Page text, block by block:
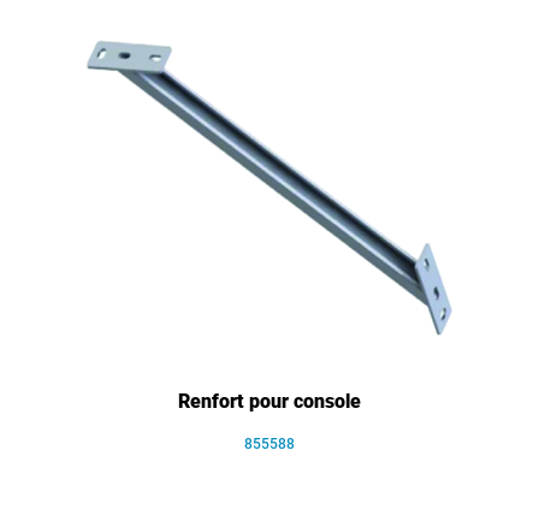
Renfort pour console
855588